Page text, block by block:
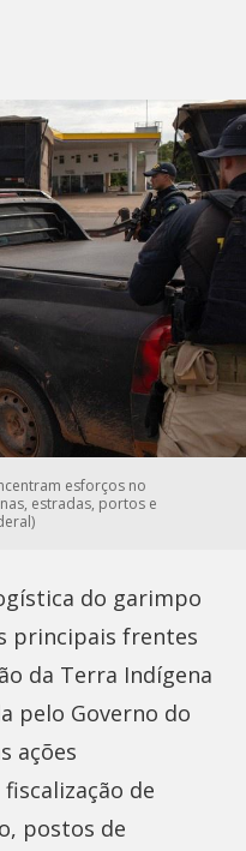
esforços no
estradas, portos e
do garimpo
principais frentes
da Terra Indígena
pelo Governo do
ações
de
postos de